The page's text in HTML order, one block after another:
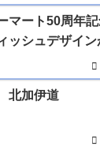
マート50周年
ッシュデザイ
北加伊道